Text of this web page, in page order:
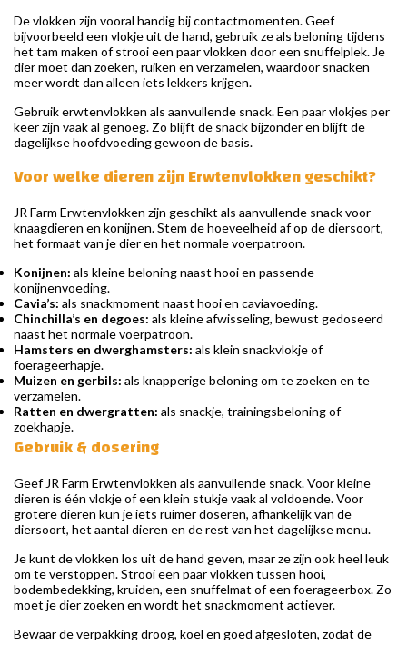
De vlokken zijn vooral handig bij contactmomenten. Geef
bijvoorbeeld een vlokje uit de hand, gebruik ze als beloning tijdens
het tam maken of strooi een paar vlokken door een snuffelplek. Je
dier moet dan zoeken, ruiken en verzamelen, waardoor snacken
meer wordt dan alleen iets lekkers krijgen.
Gebruik erwtenvlokken als aanvullende snack. Een paar vlokjes per
keer zijn vaak al genoeg. Zo blijft de snack bijzonder en blijft de
dagelijkse hoofdvoeding gewoon de basis.
Voor welke dieren zijn Erwtenvlokken geschikt?
JR Farm Erwtenvlokken zijn geschikt als aanvullende snack voor
knaagdieren en konijnen. Stem de hoeveelheid af op de diersoort,
het formaat van je dier en het normale voerpatroon.
Konijnen: als kleine beloning naast hooi en passende
konijnenvoeding.
Cavia’s: als snackmoment naast hooi en caviavoeding.
Chinchilla’s en degoes: als kleine afwisseling, bewust gedoseerd
naast het normale voerpatroon.
Hamsters en dwerghamsters: als klein snackvlokje of
foerageerhapje.
Muizen en gerbils: als knapperige beloning om te zoeken en te
verzamelen.
Ratten en dwergratten: als snackje, trainingsbeloning of
zoekhapje.
Gebruik & dosering
Geef JR Farm Erwtenvlokken als aanvullende snack. Voor kleine
dieren is één vlokje of een klein stukje vaak al voldoende. Voor
grotere dieren kun je iets ruimer doseren, afhankelijk van de
diersoort, het aantal dieren en de rest van het dagelijkse menu.
Je kunt de vlokken los uit de hand geven, maar ze zijn ook heel leuk
om te verstoppen. Strooi een paar vlokken tussen hooi,
bodembedekking, kruiden, een snuffelmat of een foerageerbox. Zo
moet je dier zoeken en wordt het snackmoment actiever.
Bewaar de verpakking droog, koel en goed afgesloten, zodat de